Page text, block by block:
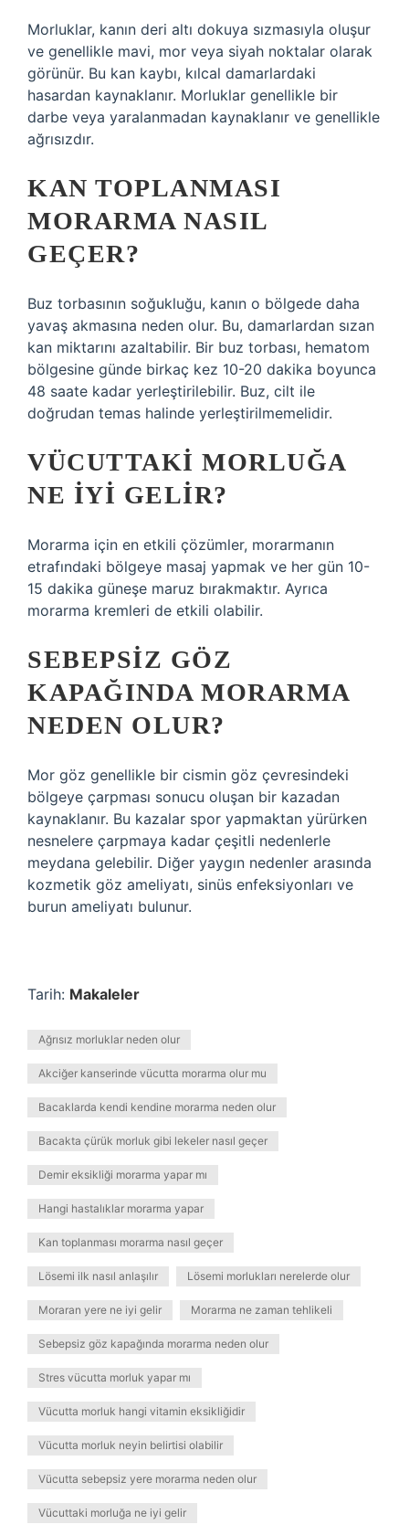
Morluklar, kanın deri altı dokuya sızmasıyla oluşur
ve genellikle mavi, mor veya siyah noktalar olarak
görünür. Bu kan kaybı, kılcal damarlardaki
hasardan kaynaklanır. Morluklar genellikle bir
darbe veya yaralanmadan kaynaklanır ve genellikle
ağrısızdır.
KAN TOPLANMASI
MORARMA NASIL
GEÇER?
Buz torbasının soğukluğu, kanın o bölgede daha
yavaş akmasına neden olur. Bu, damarlardan sızan
kan miktarını azaltabilir. Bir buz torbası, hematom
bölgesine günde birkaç kez 10-20 dakika boyunca
48 saate kadar yerleştirilebilir. Buz, cilt ile
doğrudan temas halinde yerleştirilmemelidir.
VÜCUTTAKI MORLUĞA
NE IYI GELIR?
Morarma için en etkili çözümler, morarmanın
etrafındaki bölgeye masaj yapmak ve her gün 10-
15 dakika güneşe maruz bırakmaktır. Ayrıca
morarma kremleri de etkili olabilir.
SEBEPSIZ GÖZ
KAPAĞINDA MORARMA
NEDEN OLUR?
Mor göz genellikle bir cismin göz çevresindeki
bölgeye çarpması sonucu oluşan bir kazadan
kaynaklanır. Bu kazalar spor yapmaktan yürürken
nesnelere çarpmaya kadar çeşitli nedenlerle
meydana gelebilir. Diğer yaygın nedenler arasında
kozmetik göz ameliyatı, sinüs enfeksiyonları ve
burun ameliyatı bulunur.
Tarih: Makaleler
Ağrısız morluklar neden olur
Akciğer kanserinde vücutta morarma olur mu
Bacaklarda kendi kendine morarma neden olur
Bacakta çürük morluk gibi lekeler nasıl geçer
Demir eksikliği morarma yapar mı
Hangi hastalıklar morarma yapar
Kan toplanması morarma nasıl geçer
Lösemi ilk nasıl anlaşılır Lösemi morlukları nerelerde olur
Moraran yere ne iyi gelir Morarma ne zaman tehlikeli
Sebepsiz göz kapağında morarma neden olur
Stres vücutta morluk yapar mı
Vücutta morluk hangi vitamin eksikliğidir
Vücutta morluk neyin belirtisi olabilir
Vücutta sebepsiz yere morarma neden olur
Vücuttaki morluğa ne iyi gelir